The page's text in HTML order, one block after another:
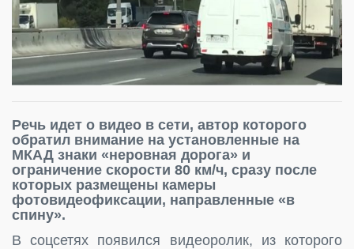
Речь идет о видео в сети, автор которого
обратил внимание на установленные на
МКАД знаки «неровная дорога» и
ограничение скорости 80 км/ч, сразу после
которых размещены камеры
фотовидеофиксации, направленные «в
спину».
В соцсетях появился видеоролик, из которого